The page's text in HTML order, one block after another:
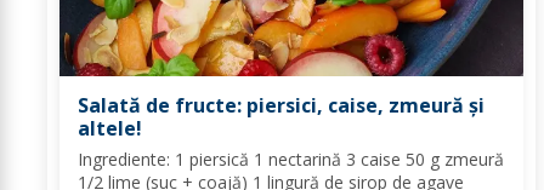
Salată de fructe: piersici, caise, zmeură și
altele!
Ingrediente: 1 piersică 1 nectarină 3 caise 50 g zmeură
1/2 lime (suc + coajă) 1 lingură de sirop de agave